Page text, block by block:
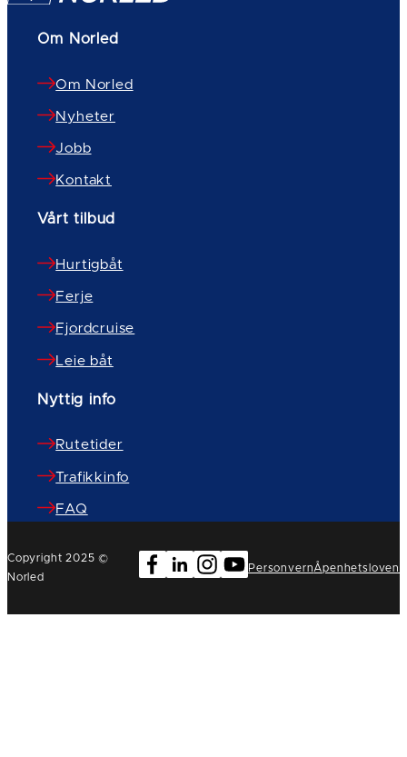
Om Norled
Om Norled
Nyheter
Jobb
Kontakt
Vårt tilbud
Hurtigbåt
Ferje
Fjordcruise
Leie båt
Nyttig info
Rutetider
Trafikkinfo
FAQ
Copyright 2025 ©
Norled
PersonvernÅpenhetsloven